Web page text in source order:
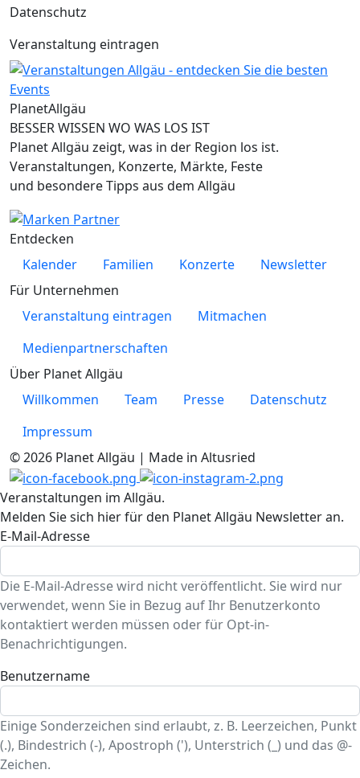
Datenschutz
Veranstaltung eintragen
PlanetAllgäu
BESSER WISSEN WO WAS LOS IST
Planet Allgäu zeigt, was in der Region los ist.
Veranstaltungen, Konzerte, Märkte, Feste
und besondere Tipps aus dem Allgäu
Entdecken
Kalender
Familien Konzerte
Newsletter
Für Unternehmen
Veranstaltung eintragen
Mitmachen
Medienpartnerschaften
Über Planet Allgäu
Willkommen
Team Presse
Datenschutz
Impressum
© 2026 Planet Allgäu | Made in Altusried
Veranstaltungen im Allgäu.
Melden Sie sich hier für den Planet Allgäu Newsletter an.
E-Mail-Adresse
Die E-Mail-Adresse wird nicht veröffentlicht. Sie wird nur
verwendet, wenn Sie in Bezug auf Ihr Benutzerkonto
kontaktiert werden müssen oder für Opt-in-
Benachrichtigungen.
Benutzername
Einige Sonderzeichen sind erlaubt, z. B. Leerzeichen, Punkt
(.), Bindestrich (-), Apostroph ('), Unterstrich (_) und das @-
Zeichen.